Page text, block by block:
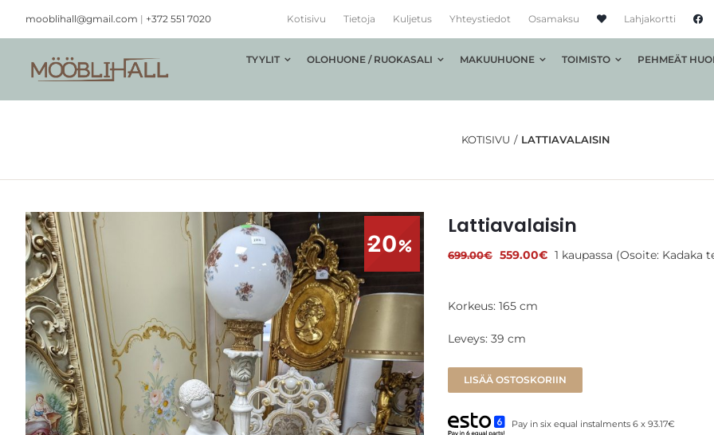
content
mooblihall@gmail.com | +372 551 7020 Kotisivu Tietoja Kuljetus Yhteystiedot Osamaksu Lahjakortti
TYYLIT OLOHUONE / RUOKASALI MAKUUHUONE TOIMISTO PEHMEÄT
KOTISIVU LATTIAVALAISIN
20
Lattiavalaisin
699.00€ Alkuperäinen
699.00€.
559.00€Nykyinen
1 kaupassa (Osoite: Kadaka
Korkeus: 165 cm
Leveys: 39 cm
LISÄÄ OSTOSKORIIN
Pay in six equal instalments 6 x 93.17€